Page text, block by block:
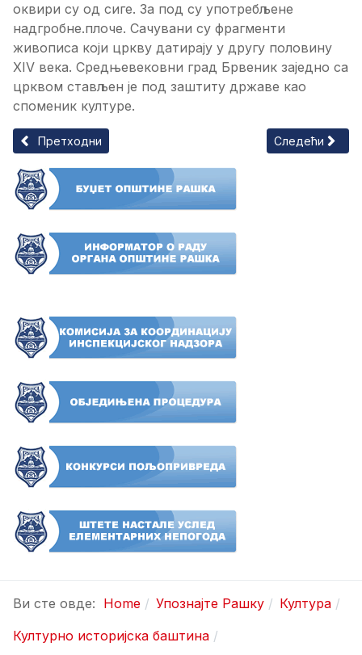
оквири су од сиге. За под су употребљене
надгробне.плоче. Сачувани су фрагменти
живописа који цркву датирају у другу половину
XIV века. Средњевековни град Брвеник заједно са
црквом стављен је под заштиту државе као
споменик културе.
Претходни чланак: Стара Кућа
Претходни Следећи
Следећи
Ви сте овде: Home Упознајте Рашку
Култура
Културно историјска баштина